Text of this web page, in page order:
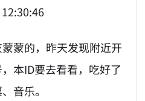
蒙的，昨天发现附近开
本ID要去看看，吃好了
音乐。